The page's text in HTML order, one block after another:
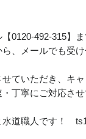
0120-492-315】
、メールでも受け
ていただき、キ
丁寧にご対応させ
水道職人です！